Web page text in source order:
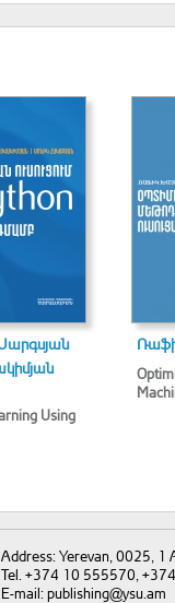
Using
Address: Yerevan, 0025, 1
Tel. +374 10 555570,
E-mail: publishing@ysu.am